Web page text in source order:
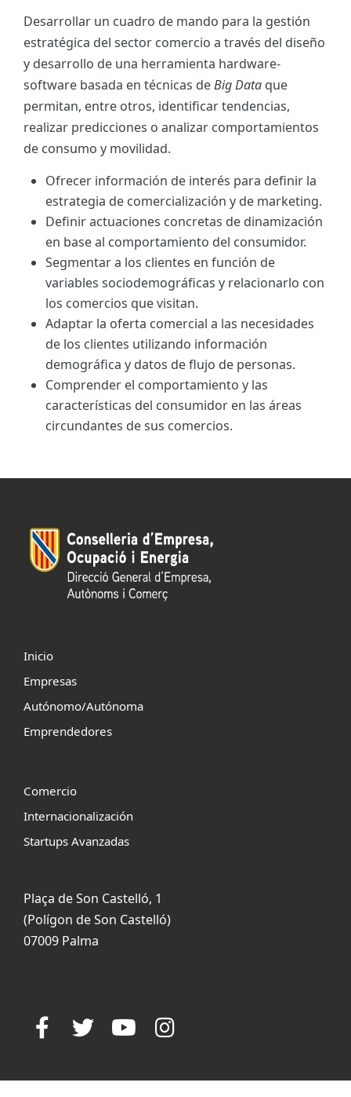
Desarrollar un cuadro de mando para la gestión
estratégica del sector comercio a través del diseño
y desarrollo de una herramienta hardware-
software basada en técnicas deBig Data que
permitan, entre otros, identificar tendencias,
realizar predicciones o analizar comportamientos
de consumo y movilidad.
Ofrecer información de interés para definir la
estrategia de comercialización y de marketing.
Definir actuaciones concretas de dinamización
en base al comportamiento del consumidor.
Segmentar a los clientes en función de
variables sociodemográficas y relacionarlo con
los comercios que visitan.
Adaptar la oferta comercial a las necesidades
de los clientes utilizando información
demográfica y datos de flujo de personas.
Comprender el comportamiento y las
características del consumidor en las áreas
circundantes de sus comercios.
Inicio
Empresas
Autónomo/Autónoma
Emprendedores
Comercio
Internacionalización
Startups Avanzadas
Plaça de Son Castelló, 1
(Polígon de Son Castelló)
07009 Palma